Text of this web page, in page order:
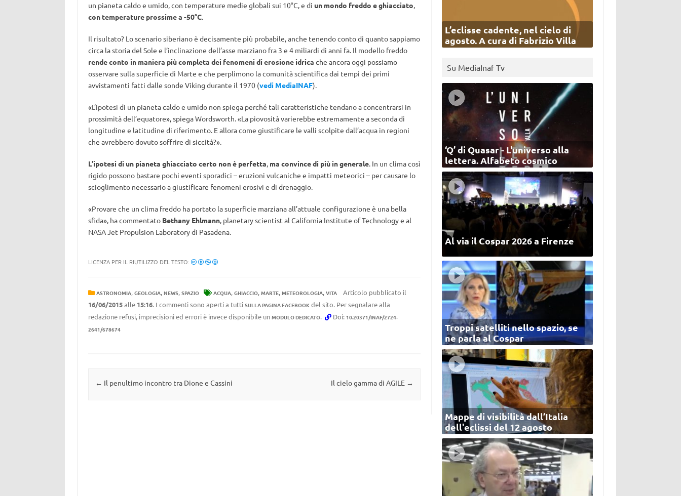
un pianeta caldo e umido, con temperature medie globali sui 10°C, e di un mondo freddo e ghiacciato,
con temperature prossime a -50°C.
Il risultato? Lo scenario siberiano è decisamente più probabile, anche tenendo conto di quanto sappiamo
circa la storia del Sole e l’inclinazione dell’asse marziano fra 3 e 4 miliardi di anni fa. Il modello freddo
rende conto in maniera più completa dei fenomeni di erosione idrica che ancora oggi possiamo
osservare sulla superficie di Marte e che perplimono la comunità scientifica dai tempi dei primi
avvistamenti fatti dalle sonde Viking durante il 1970 (vedi MediaINAF).
«L’ipotesi di un pianeta caldo e umido non spiega perché tali caratteristiche tendano a concentrarsi in
prossimità dell’equatore», spiega Wordsworth. «La piovosità varierebbe estremamente a seconda di
longitudine e latitudine di riferimento. E allora come giustificare le valli scolpite dall’acqua in regioni
che avrebbero dovuto soffrire di siccità?».
L’ipotesi di un pianeta ghiacciato certo non è perfetta, ma convince di più in generale. In un clima così
rigido possono bastare pochi eventi sporadici – eruzioni vulcaniche e impatti meteorici – per causare lo
scioglimento necessario a giustificare fenomeni erosivi e di drenaggio.
«Provare che un clima freddo ha portato la superficie marziana all’attuale configurazione è una bella
sfida», ha commentato Bethany Ehlmann, planetary scientist al California Institute of Technology e al
NASA Jet Propulsion Laboratory di Pasadena.
LICENZA PER IL RIUTILIZZO DEL TESTO:
ASTRONOMIA, GEOLOGIA, NEWS, SPAZIO ACQUA, GHIACCIO, MARTE, METEOROLOGIA, VITA
Articolo pubblicato il
16/06/2015alle 15:16. I commenti sono aperti a tutti SULLA PAGINA FACEBOOKdel sito. Per segnalare alla
redazione refusi, imprecisioni ed errori è invece disponibile un MODULO DEDICATO. Doi: 10.20371/INAF/2724-
2641/678674
Navigazione articolo
← Il penultimo incontro tra Dione e Cassini Il cielo gamma di AGILE →
L’eclisse cadente, nel cielo di
agosto. A cura di Fabrizio Villa
Su MediaInaf Tv
‘Q’ di Quasar - L'universo alla
lettera. Alfabeto cosmico
Al via il Cospar 2026 a Firenze
Troppi satelliti nello spazio, se
ne parla al Cospar
Mappe di visibilità dall’Italia
dell'eclissi del 12 agosto